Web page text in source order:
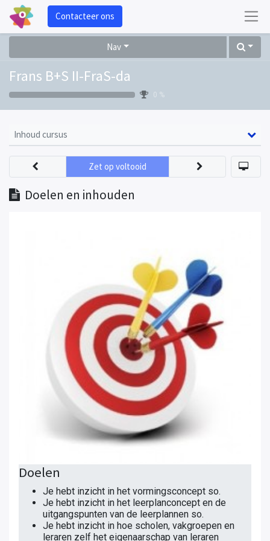
Contacteer ons
Nav
Frans B+S II-FraS-da
0 %
Inhoud cursus
Doelen en inhouden
Zet op voltooid
Doelen
Je hebt inzicht in het vormingsconcept so.
Je hebt inzicht in het leerplanconcept en de
uitgangspunten van de leerplannen so.
Je hebt inzicht in hoe scholen, vakgroepen en
leraren zelf het eigenaarschap van leraren